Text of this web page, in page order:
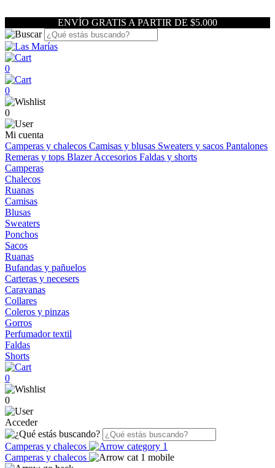
ENVÍO GRATIS A PARTIR DE $5.000
0
0
0
Mi cuenta
Camperas y chalecos Camisas y blusas Sweaters y sacos Pantalones
Remeras y tops BlazerAccesorios Faldas y shorts
Camperas
Chalecos
Ruanas
Camisas
Blusas
Sweaters
Ponchos
Sacos
Ruanas
Bufandas y pañuelos
Carteras y necesers
Caravanas
Collares
Coleros y pinzas
Gorros
Perfumador textil
Faldas
Shorts
0
0
Acceder
Camperas y chalecos
Camperas y chalecos